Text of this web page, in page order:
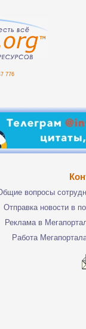
776
вопросы
Отправка новости в
Реклама в
Работа